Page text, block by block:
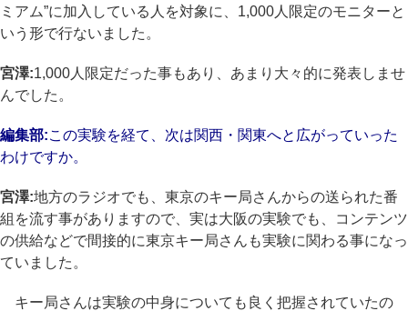
ミアム”に加入している人を対象に、1,000人限定のモニターと
いう形で行ないました。
宮澤:1,000人限定だった事もあり、あまり大々的に発表しませ
んでした。
編集部:この実験を経て、次は関西・関東へと広がっていった
わけですか。
宮澤:地方のラジオでも、東京のキー局さんからの送られた番
組を流す事がありますので、実は大阪の実験でも、コンテンツ
の供給などで間接的に東京キー局さんも実験に関わる事になっ
ていました。
キー局さんは実験の中身についても良く把握されていたの